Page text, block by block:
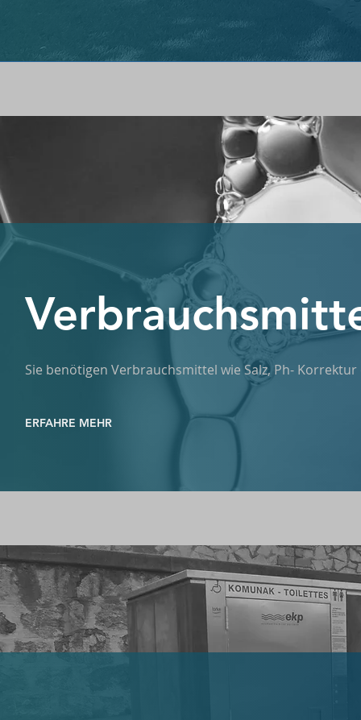
Sie benötigen Verbrauchsmittel wie Salz, Ph-
ERFAHRE MEHR